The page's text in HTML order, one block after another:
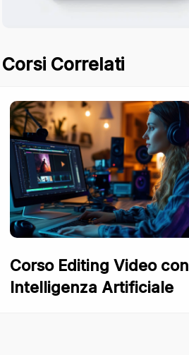
Corsi Correlati
Corso Editing Video con
Intelligenza Artificiale